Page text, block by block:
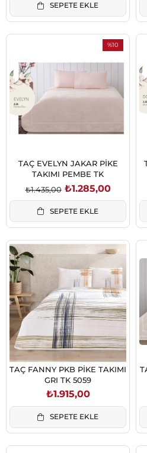
SEPETE EKLE
%10
TAÇ EVELYN JAKAR PİKE
TAKIMI PEMBE TK
₺1.285,00
₺1.435,00
SEPETE EKLE
TAÇ FANNY PKB PİKE TAKIMI
GRI TK 5059
₺1.915,00
SEPETE EKLE